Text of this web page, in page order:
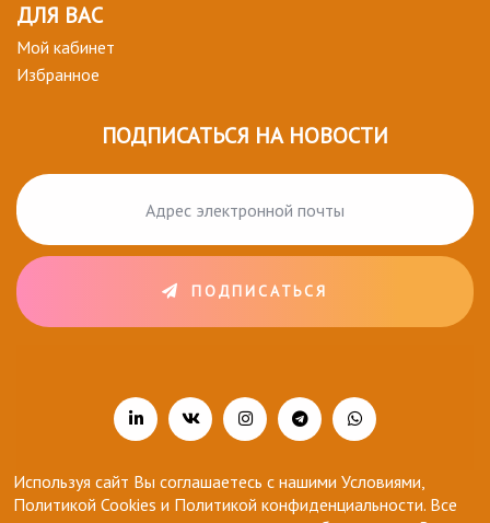
ДЛЯ ВАС
Мой кабинет
Избранное
ПОДПИСАТЬСЯ НА НОВОСТИ
ПОДПИСАТЬСЯ
Используя сайт Вы соглашаетесь с нашими Условиями,
Политикой Cookies и Политикой конфиденциальности. Все